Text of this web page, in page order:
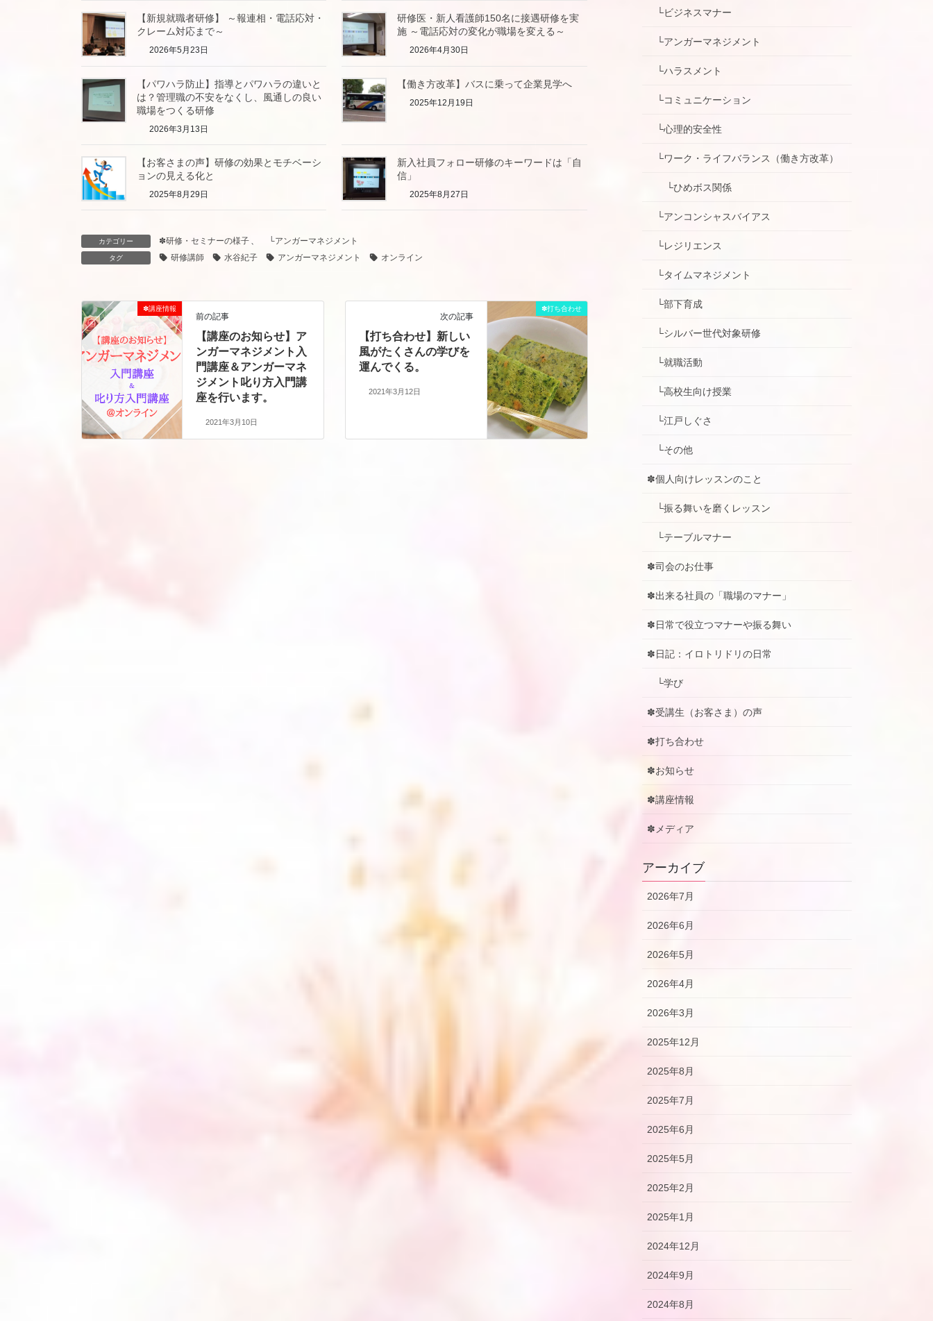
【新規就職者研修】 ～報連相・電話応対・
クレーム対応まで～
2026年5月23日
研修医・新人看護師150名に接遇研修を実
施 ～電話応対の変化が職場を変える～
2026年4月30日
【パワハラ防止】指導とパワハラの違いと
は？管理職の不安をなくし、風通しの良い
職場をつくる研修
2026年3月13日
【働き方改革】バスに乗って企業見学へ
2025年12月19日
【お客さまの声】研修の効果とモチベーシ
ョンの見える化と
2025年8月29日
新入社員フォロー研修のキーワードは「自
信」
2025年8月27日
カテゴリー ✽研修・セミナーの様子 、 └アンガーマネジメント
タグ 研修講師 水谷紀子 アンガーマネジメント オンライン
✽講座情報
前の記事
【講座のお知らせ】ア
ンガーマネジメント入
門講座＆アンガーマネ
ジメント叱り方入門講
座を行います。
2021年3月10日
✽打ち合わせ
次の記事
【打ち合わせ】新しい
風がたくさんの学びを
運んでくる。
2021年3月12日
└ビジネスマナー
└アンガーマネジメント
└ハラスメント
└コミュニケーション
└心理的安全性
└ワーク・ライフバランス（働き方改革）
└ひめボス関係
└アンコンシャスバイアス
└レジリエンス
└タイムマネジメント
└部下育成
└シルバー世代対象研修
└就職活動
└高校生向け授業
└江戸しぐさ
└その他
✽個人向けレッスンのこと
└振る舞いを磨くレッスン
└テーブルマナー
✽司会のお仕事
✽出来る社員の「職場のマナー」
✽日常で役立つマナーや振る舞い
✽日記：イロトリドリの日常
└学び
✽受講生（お客さま）の声
✽打ち合わせ
✽お知らせ
✽講座情報
✽メディア
アーカイブ
2026年7月
2026年6月
2026年5月
2026年4月
2026年3月
2025年12月
2025年8月
2025年7月
2025年6月
2025年5月
2025年2月
2025年1月
2024年12月
2024年9月
2024年8月